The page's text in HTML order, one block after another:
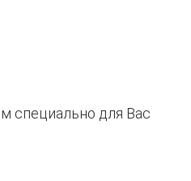
специально для Вас